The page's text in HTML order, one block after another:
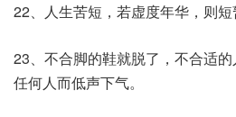
22、人生苦短，若虚度年华，则短
23、不合脚的鞋就脱了，不合适
任何人而低声下气。